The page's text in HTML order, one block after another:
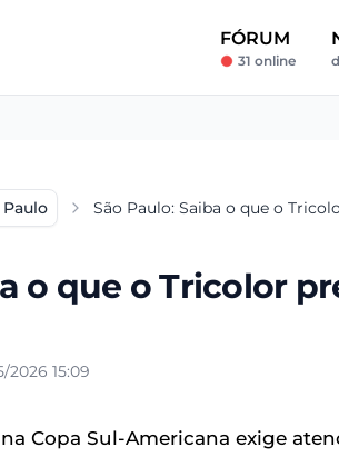
FÓRUM
31 online
São Paulo: Saiba o que o
o que o Tricolor
2026 15:09
Copa Sul-Americana exige